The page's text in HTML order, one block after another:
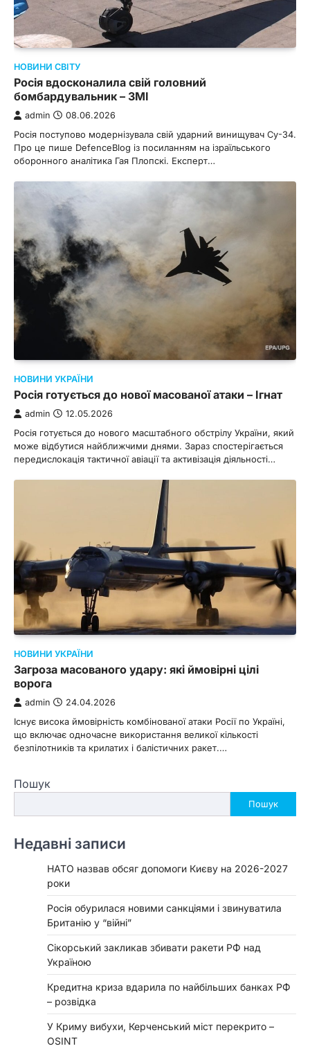
НОВИНИ СВІТУ
Росія вдосконалила свій головний
бомбардувальник – ЗМІ
admin 08.06.2026
Росія поступово модернізувала свій ударний винищувач Су-34.
Про це пише DefenceBlog із посиланням на ізраїльського
оборонного аналітика Гая Плопскі. Експерт…
НОВИНИ УКРАЇНИ
Росія готується до нової масованої атаки – Ігнат
admin 12.05.2026
Росія готується до нового масштабного обстрілу України, який
може відбутися найближчими днями. Зараз спостерігається
передислокація тактичної авіації та активізація діяльності…
НОВИНИ УКРАЇНИ
Загроза масованого удару: які ймовірні цілі
ворога
admin 24.04.2026
Існує висока ймовірність комбінованої атаки Росії по Україні,
що включає одночасне використання великої кількості
безпілотників та крилатих і балістичних ракет.…
Пошук
Пошук
Недавні записи
НАТО назвав обсяг допомоги Києву на 2026-2027
роки
Росія обурилася новими санкціями і звинуватила
Британію у “війні”
Сікорський закликав збивати ракети РФ над
Україною
Кредитна криза вдарила по найбільших банках РФ
– розвідка
У Криму вибухи, Керченський міст перекрито –
OSINT